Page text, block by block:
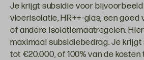
Je krijgt subsidie voor bijvoorbeeld
vloerisolatie, HR++-glas, een
of andere isolatiemaatregelen.
maximaal subsidiebedrag. Je krijgt
tot €20.000, of 100% van de